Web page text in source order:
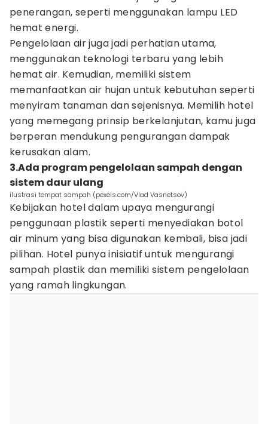
penerangan, seperti menggunakan lampu LED
hemat energi.
Pengelolaan air juga jadi perhatian utama,
menggunakan teknologi terbaru yang lebih
hemat air. Kemudian, memiliki sistem
memanfaatkan air hujan untuk kebutuhan seperti
menyiram tanaman dan sejenisnya. Memilih hotel
yang memegang prinsip berkelanjutan, kamu juga
berperan mendukung pengurangan dampak
kerusakan alam.
3.Ada program pengelolaan sampah dengan
sistem daur ulang
ilustrasi tempat sampah (pexels.com/Vlad Vasnetsov)
Kebijakan hotel dalam upaya mengurangi
penggunaan plastik seperti menyediakan botol
air minum yang bisa digunakan kembali, bisa jadi
pilihan. Hotel punya inisiatif untuk mengurangi
sampah plastik dan memiliki sistem pengelolaan
yang ramah lingkungan.